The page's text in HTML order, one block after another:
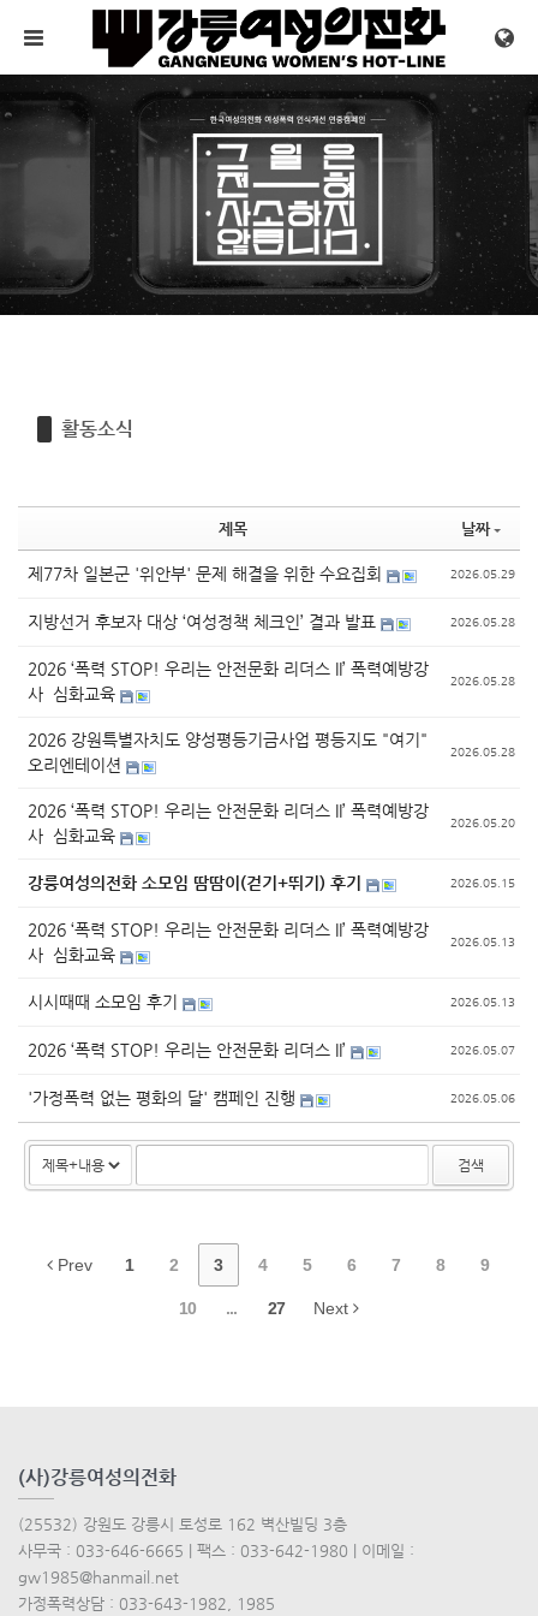
메뉴 건너뛰기
활동소식
제목 날짜
제77차 일본군 '위안부' 문제 해결을 위한 수요집회 2026.05.29
지방선거 후보자 대상 ‘여성정책 체크인’ 결과 발표 2026.05.28
2026 ‘폭력 STOP! 우리는 안전문화 리더스 II’ 폭력예방강
사 심화교육
2026.05.28
2026 강원특별자치도 양성평등기금사업 평등지도 "여기"
오리엔테이션
2026.05.28
2026 ‘폭력 STOP! 우리는 안전문화 리더스 II’ 폭력예방강
사 심화교육
2026.05.20
강릉여성의전화 소모임 땀땀이(걷기+뛰기) 후기 2026.05.15
2026 ‘폭력 STOP! 우리는 안전문화 리더스 II’ 폭력예방강
사 심화교육
2026.05.13
시시때때 소모임 후기 2026.05.13
2026 ‘폭력 STOP! 우리는 안전문화 리더스 II’ 2026.05.07
'가정폭력 없는 평화의 달' 캠페인 진행 2026.05.06
검색
Prev 1 2 3 4 5 6 7 8 9
10 ... 27 Next
(사)강릉여성의전화
(25532) 강원도 강릉시 토성로 162 벽산빌딩 3층
사무국 : 033-646-6665 | 팩스 : 033-642-1980 | 이메일 :
gw1985@hanmail.net
가정폭력상담 : 033-643-1982, 1985